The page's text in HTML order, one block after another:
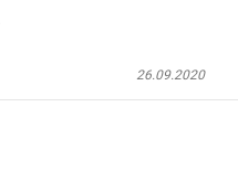
26.09.2020